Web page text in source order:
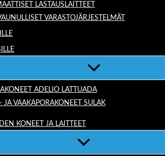
LASTAUSLAITTEET
VARASTOJÄRJESTELMÄT
ADELIO LATTUADA
JA VAAKAPORAKONEET SULAK
KONEET JA LAITTEET